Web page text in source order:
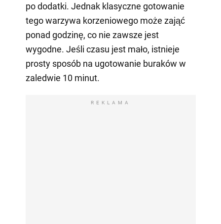
po dodatki. Jednak klasyczne gotowanie
tego warzywa korzeniowego może zająć
ponad godzinę, co nie zawsze jest
wygodne. Jeśli czasu jest mało, istnieje
prosty sposób na ugotowanie buraków w
zaledwie 10 minut.
REKLAMA